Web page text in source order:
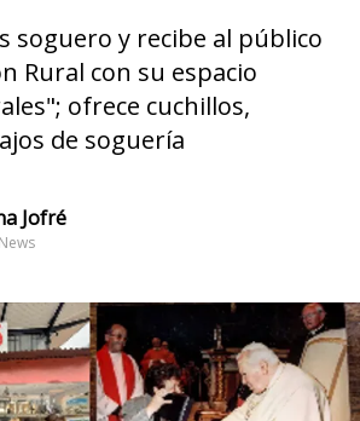
soguero y recibe al público
Rural con su espacio
ofrece cuchillos,
de soguería
Jofré